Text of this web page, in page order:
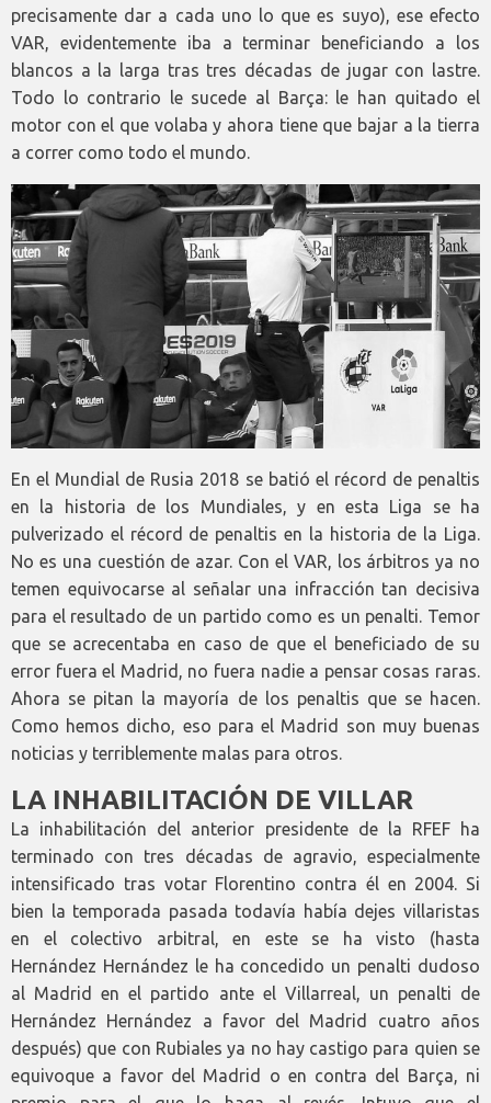
precisamente dar a cada uno lo que es suyo), ese efecto
VAR, evidentemente iba a terminar beneficiando a los
blancos a la larga tras tres décadas de jugar con lastre.
Todo lo contrario le sucede al Barça: le han quitado el
motor con el que volaba y ahora tiene que bajar a la tierra
a correr como todo el mundo.
En el Mundial de Rusia 2018 se batió el récord de penaltis
en la historia de los Mundiales, y en esta Liga se ha
pulverizado el récord de penaltis en la historia de la Liga.
No es una cuestión de azar. Con el VAR, los árbitros ya no
temen equivocarse al señalar una infracción tan decisiva
para el resultado de un partido como es un penalti. Temor
que se acrecentaba en caso de que el beneficiado de su
error fuera el Madrid, no fuera nadie a pensar cosas raras.
Ahora se pitan la mayoría de los penaltis que se hacen.
Como hemos dicho, eso para el Madrid son muy buenas
noticias y terriblemente malas para otros.
LA INHABILITACIÓN DE VILLAR
La inhabilitación del anterior presidente de la RFEF ha
terminado con tres décadas de agravio, especialmente
intensificado tras votar Florentino contra él en 2004. Si
bien la temporada pasada todavía había dejes villaristas
en el colectivo arbitral, en este se ha visto (hasta
Hernández Hernández le ha concedido un penalti dudoso
al Madrid en el partido ante el Villarreal, un penalti de
Hernández Hernández a favor del Madrid cuatro años
después) que con Rubiales ya no hay castigo para quien se
equivoque a favor del Madrid o en contra del Barça, ni